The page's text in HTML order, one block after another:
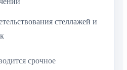
стеллажей и
срочное